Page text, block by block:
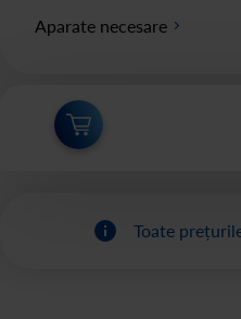
Aparate necesare
Toate